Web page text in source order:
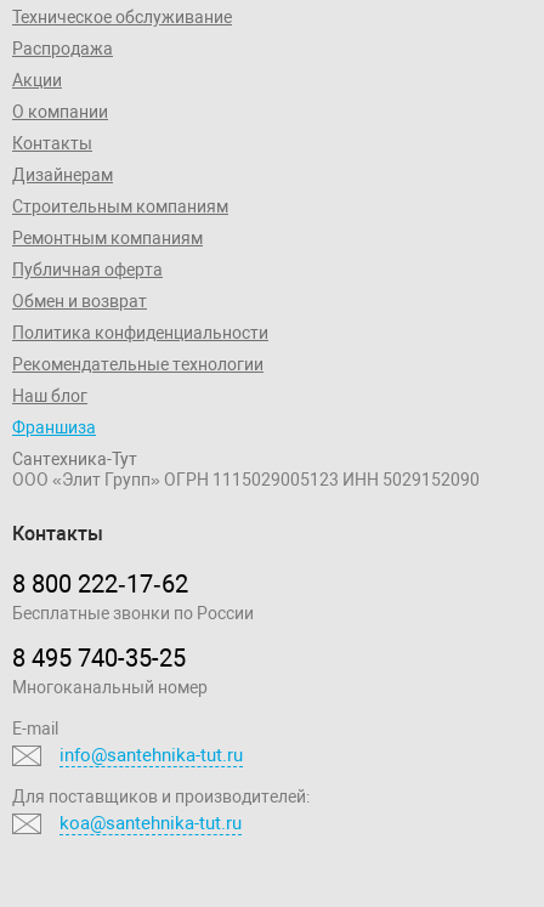
Техническое обслуживание
Распродажа
Акции
О компании
Контакты
Дизайнерам
Строительным компаниям
Ремонтным компаниям
Публичная оферта
Обмен и возврат
Политика конфиденциальности
Рекомендательные технологии
Наш блог
Франшиза
Сантехника-Тут
ООО «Элит Групп» ОГРН 1115029005123 ИНН 5029152090
Контакты
8 800 222‑17‑62
Бесплатные звонки по России
8 495 740-35-25
Многоканальный номер
E-mail
info@santehnika-tut.ru
Для поставщиков и производителей:
koa@santehnika-tut.ru